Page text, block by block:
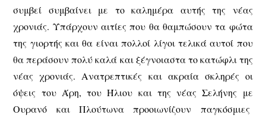
συμβεί συμβαίνει με το καλημέρα αυτής της νέας
χρονιάς. Υπάρχουν αιτίες που θα θαμπώσουν τα φώτα
της γιορτής και θα είναι πολλοί λίγοι τελικά αυτοί που
θα περάσουν πολύ καλά και ξέγνοιαστα το κατώφλι της
νέας χρονιάς. Ανατρεπτικές και ακραία σκληρές οι
όψεις του Άρη, του Ήλιου και της νέας Σελήνης με
Ουρανό και Πλούτωνα προοιωνίζουν παγκόσμιες